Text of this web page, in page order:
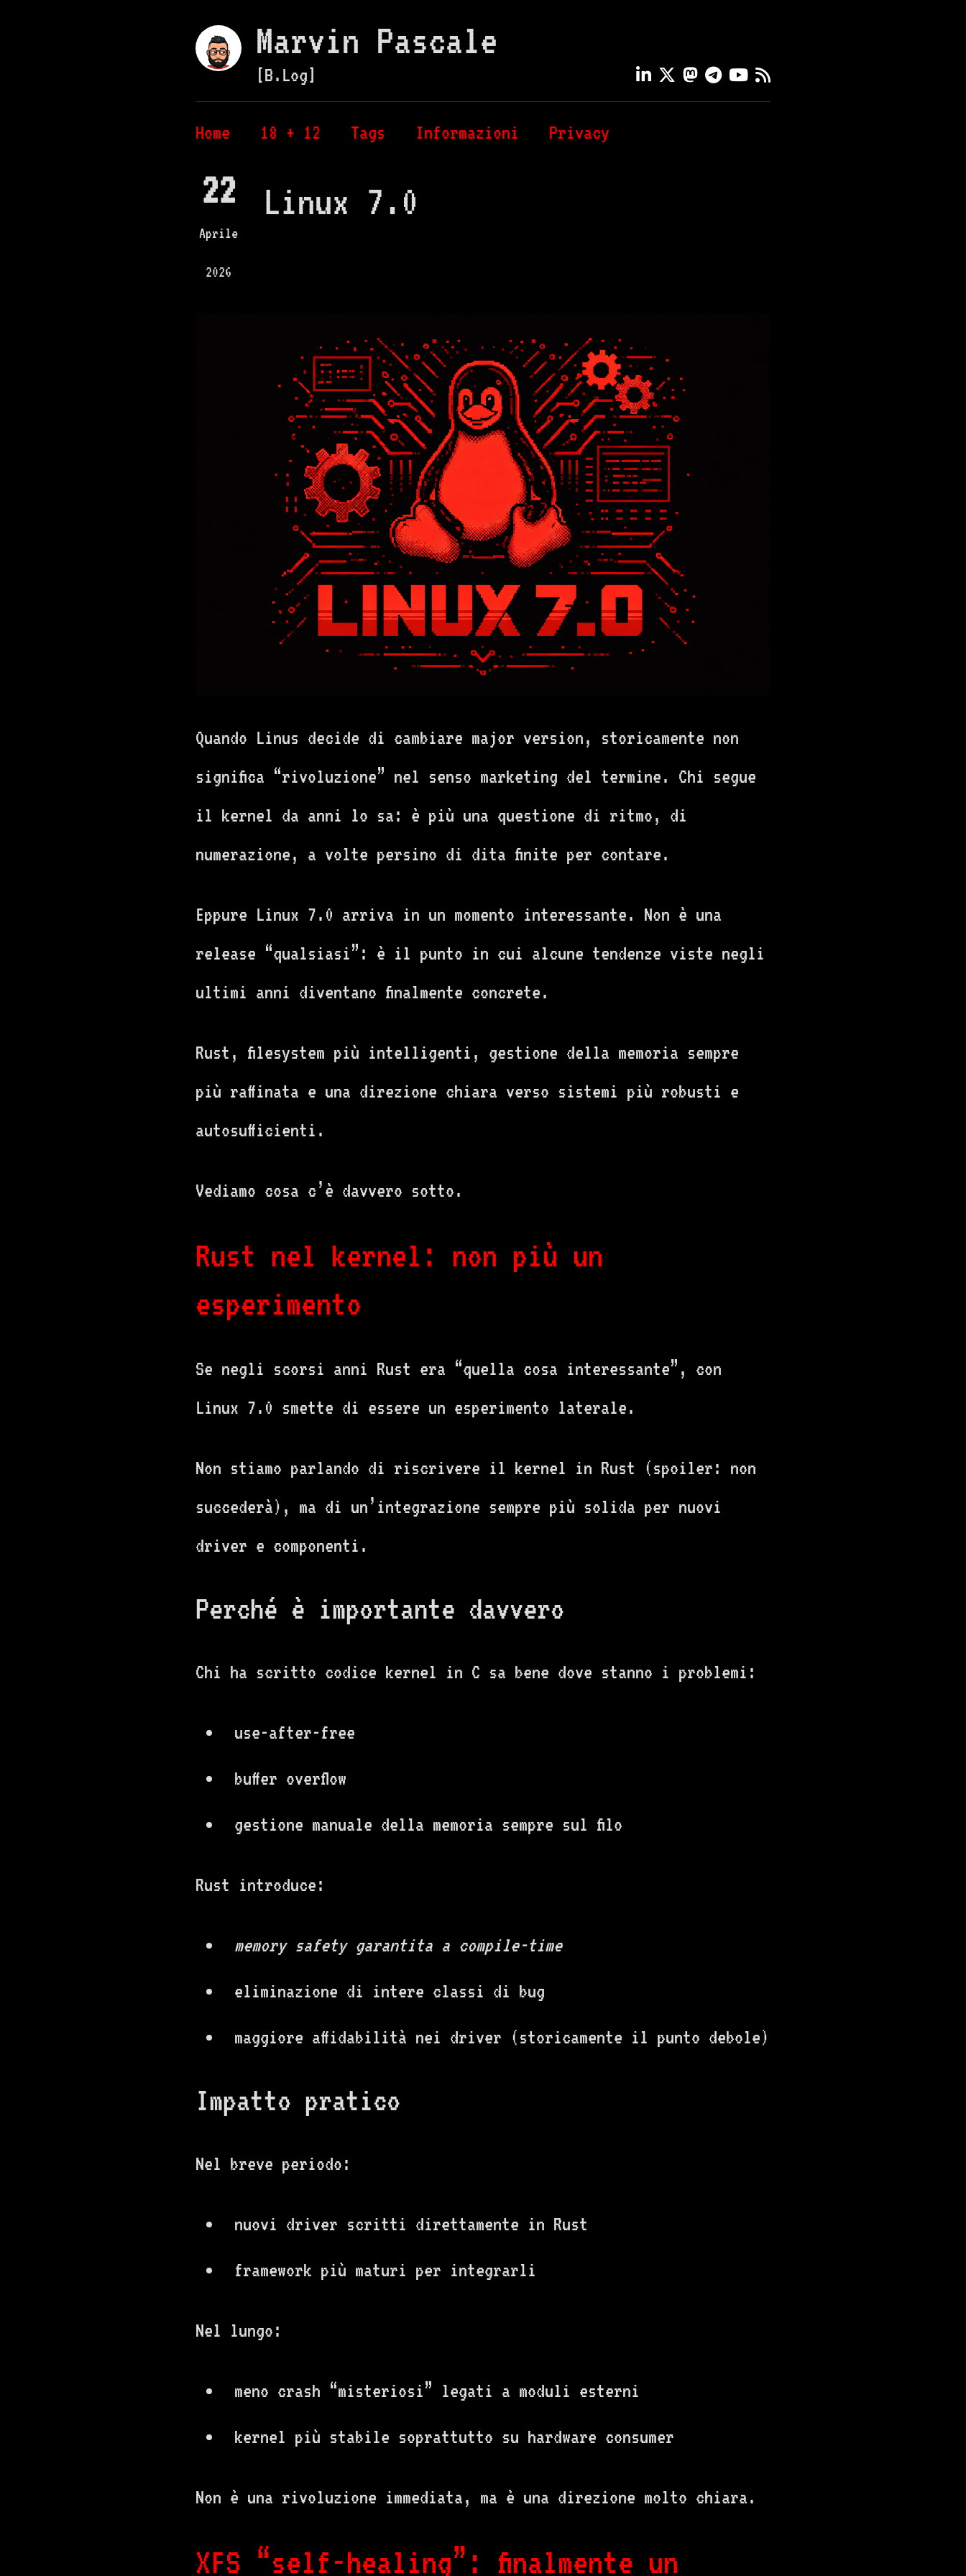
Marvin Pascale
[B.Log]
Home 18 + 12 Tags Informazioni Privacy
22
Aprile
2026
Linux 7.0
Quando Linus decide di cambiare major version, storicamente non
significa “rivoluzione” nel senso marketing del termine. Chi segue
il kernel da anni lo sa: è più una questione di ritmo, di
numerazione, a volte persino di dita finite per contare.
Eppure Linux 7.0 arriva in un momento interessante. Non è una
release “qualsiasi”: è il punto in cui alcune tendenze viste negli
ultimi anni diventano finalmente concrete.
Rust, filesystem più intelligenti, gestione della memoria sempre
più raffinata e una direzione chiara verso sistemi più robusti e
autosufficienti.
Vediamo cosa c’è davvero sotto.
Rust nel kernel: non più un
esperimento
Se negli scorsi anni Rust era “quella cosa interessante”, con
Linux 7.0 smette di essere un esperimento laterale.
Non stiamo parlando di riscrivere il kernel in Rust (spoiler: non
succederà), ma di un’integrazione sempre più solida per nuovi
driver e componenti.
Perché è importante davvero
Chi ha scritto codice kernel in C sa bene dove stanno i problemi:
use-after-free
buffer overflow
gestione manuale della memoria sempre sul filo
Rust introduce:
memory safety garantita a compile-time
eliminazione di intere classi di bug
maggiore affidabilità nei driver (storicamente il punto debole)
Impatto pratico
Nel breve periodo:
nuovi driver scritti direttamente in Rust
framework più maturi per integrarli
Nel lungo:
meno crash “misteriosi” legati a moduli esterni
kernel più stabile soprattutto su hardware consumer
Non è una rivoluzione immediata, ma è una direzione molto chiara.
XFS “self-healing”: finalmente un